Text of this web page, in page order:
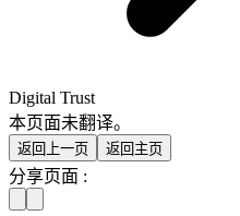
Digital Trust
本页面未翻译。
返回上一页 返回主页
分享页面 :